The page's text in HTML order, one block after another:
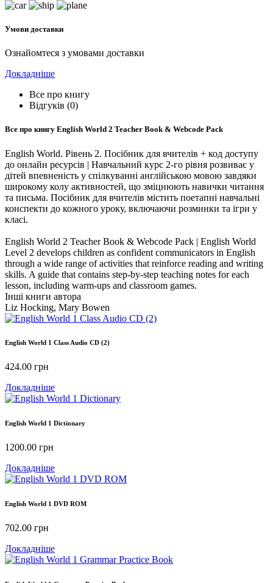
Умови доставки
Ознайомтеся з умовами доставки
Докладніше
Все про книгу
Відгуків (0)
Все про книгу English World 2 Teacher Book & Webcode Pack
English World. Рівень 2. Посібник для вчителів + код доступу
до онлайн ресурсів | Навчальний курс 2-го рівня розвиває у
дітей впевненість у спілкуванні англійською мовою завдяки
широкому колу активностей, що зміцнюють навички читання
та письма. Посібник для вчителів містить поетапні навчальні
конспекти до кожного уроку, включаючи розминки та ігри у
класі.
English World 2 Teacher Book & Webcode Pack | English World
Level 2 develops children as confident communicators in English
through a wide range of activities that reinforce reading and writing
skills. A guide that contains step-by-step teaching notes for each
lesson, including warm-ups and classroom games.
Інші книги автора
Liz Hocking, Mary Bowen
English World 1 Class Audio CD (2)
424.00 грн
Докладніше
English World 1 Dictionary
1200.00 грн
Докладніше
English World 1 DVD ROM
702.00 грн
Докладніше